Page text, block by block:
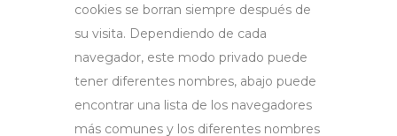
cookies se borran siempre después de
su visita. Dependiendo de cada
navegador, este modo privado puede
tener diferentes nombres, abajo puede
encontrar una lista de los navegadores
más comunes y los diferentes nombres